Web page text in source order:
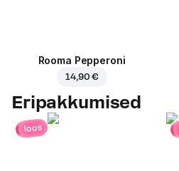
Rooma Pepperoni
14,90 €
Eripakkumised
loos